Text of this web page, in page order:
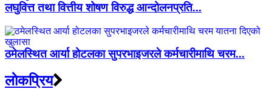
लघुवित्त तथा वित्तीय शोषण विरुद्ध आन्दोलनप्रति...
ठमेलस्थित आर्या होटलका सुपरभाइजरले कर्मचारीमाथि चरम...
लाेकप्रिय